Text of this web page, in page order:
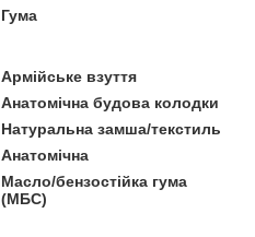
Гума
Армійське взуття
Анатомічна будова колодки
Натуральна замша/текстиль
Анатомічна
Масло/бензостійка гума
(МБС)